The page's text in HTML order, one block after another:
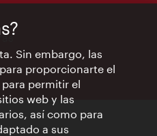
Sin embargo, las
proporcionarte el
permitir el
web y las
así como para
a sus